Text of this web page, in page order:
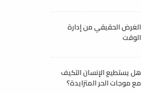
الغرض الحقيقي من إدارة
الوقت
هل يستطيع الإنسان التكيف
مع موجات الحر المتزايدة؟